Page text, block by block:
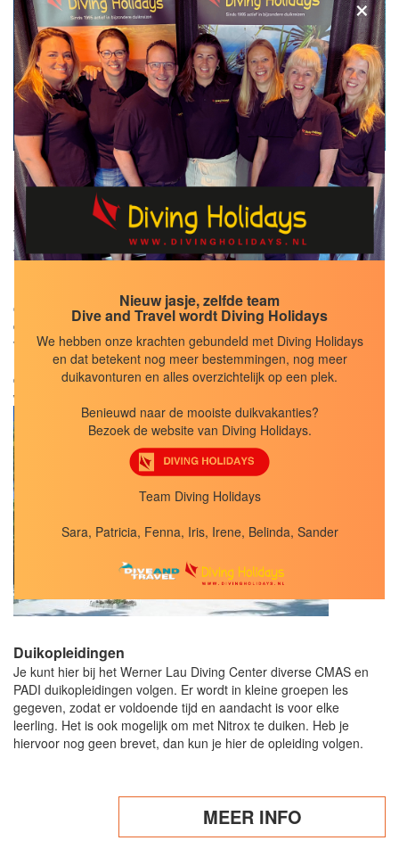
DUIKCENTRUM
Werner Lau Diving Center
Werner Lau stopt per 17 november 2025 op Filitheyo Island
opgezet, zoals we dat gewend zijn van een gerenommeerde
duikschool als het Werner Lau Diving Center. De duikmaterialen
voor de verhuur zijn modern en goed onderhouden. Het is zelfs
mogelijk om onderwaterscooters te huren! Voor je eigen
duikuitrusting is er een aparte ruimte die ’s nachts afgesloten
wordt.
Duikopleidingen
Je kunt hier bij het Werner Lau Diving Center diverse CMAS en
PADI duikopleidingen volgen. Er wordt in kleine groepen les
gegeven, zodat er voldoende tijd en aandacht is voor elke
leerling. Het is ook mogelijk om met Nitrox te duiken. Heb je
hiervoor nog geen brevet, dan kun je hier de opleiding volgen.
MEER INFO
Nieuw jasje, zelfde team
Dive and Travel wordt Diving Holidays
We hebben onze krachten gebundeld met Diving Holidays
en dat betekent nog meer bestemmingen, nog meer
duikavonturen en alles overzichtelijk op een plek.
Benieuwd naar de mooiste duikvakanties?
Bezoek de website van Diving Holidays.
Team Diving Holidays
Sara, Patricia, Fenna, Iris, Irene, Belinda, Sander